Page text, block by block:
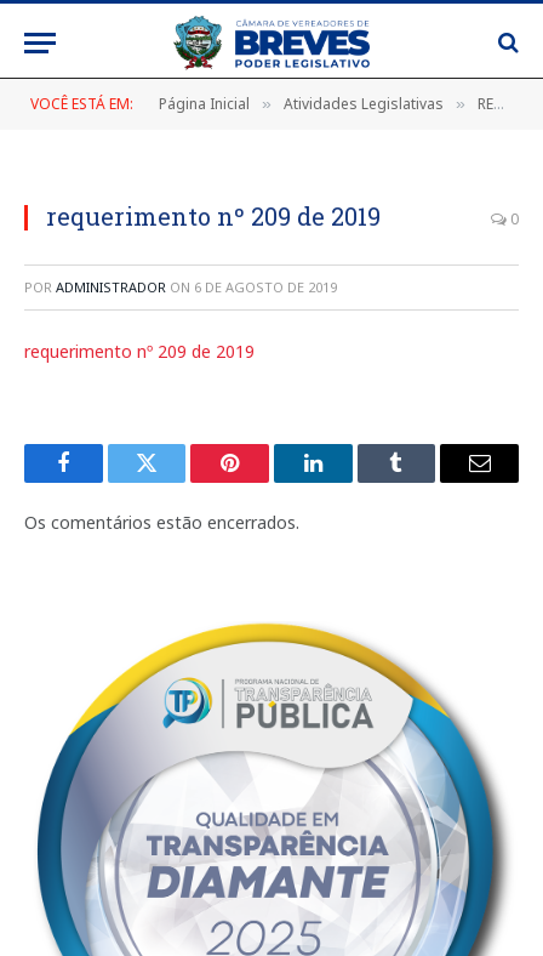
VOCÊ ESTÁ EM: Página Inicial » Atividades Legislativas » REQUERIMENTO Nº 209/2019, DE 07 DE JUNHO DE 2019
requerimento nº 209 de 2019 0
POR ADMINISTRADOR ON 6 DE AGOSTO DE 2019
requerimento nº 209 de 2019
FacebookTwitter Pinterest LinkedInTumblr
E-
Os comentários estão encerrados.